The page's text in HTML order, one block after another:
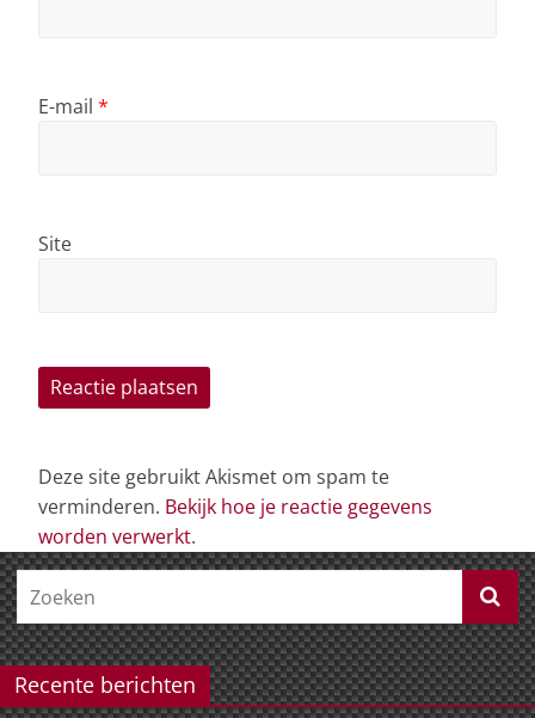
E-mail *
Site
Deze site gebruikt Akismet om spam te
verminderen. Bekijk hoe je reactie gegevens
worden verwerkt.
Recente berichten